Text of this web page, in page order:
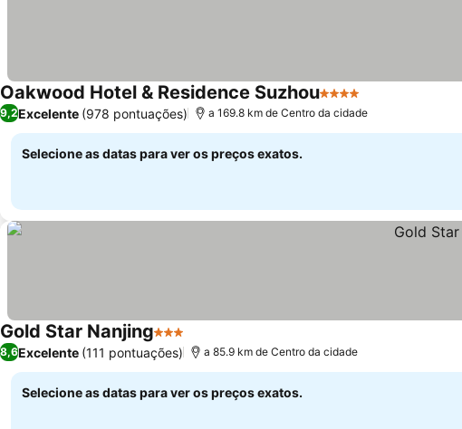
Oakwood Hotel & Residence Suzhou4 Estrelas
9,2Excelente (978 pontuações) a 169.8 km de Centro da cidade
Selecione as datas para ver os preços exatos.
Gold Star Nanjing3 Estrelas
8,6Excelente (111 pontuações) a 85.9 km de Centro da cidade
Selecione as datas para ver os preços exatos.